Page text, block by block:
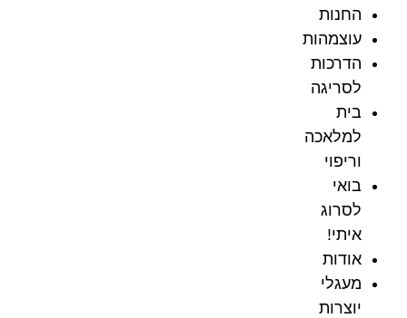
החנות
עוצמהות
הדרכות
לסריגה
בית
למלאכה
וריפוי
בואי
לסרוג
איתי!
אודות
מעגלי
יוצרות